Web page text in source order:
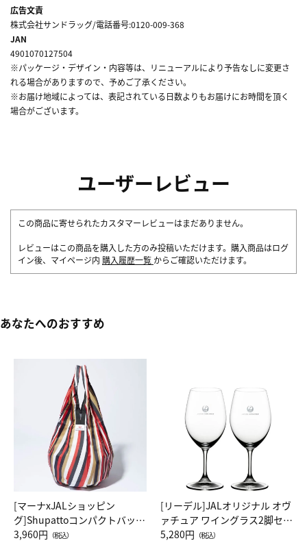
広告文責
株式会社サンドラッグ/電話番号:0120-009-368
JAN
4901070127504
※パッケージ・デザイン・内容等は、リニューアルにより予告なしに変更さ
れる場合がありますので、予めご了承ください。
※お届け地域によっては、表記されている日数よりもお届けにお時間を頂く
場合がございます。
ユーザーレビュー
この商品に寄せられたカスタマーレビューはまだありません。
レビューはこの商品を購入した方のみ投稿いただけます。購入商品はログ
イン後、マイページ内 購入履歴一覧 からご確認いただけます。
あなたへのおすすめ
[マーナxJALショッピン
グ]Shupattoコンパクトバッグ
Drop JAL客室乗務員（LC）ス
3,960円 （税込）
[リーデル]JALオリジナル オヴ
ァチュア ワイングラス2脚セッ
ト（レッドワイン）
5,280円 （税込）